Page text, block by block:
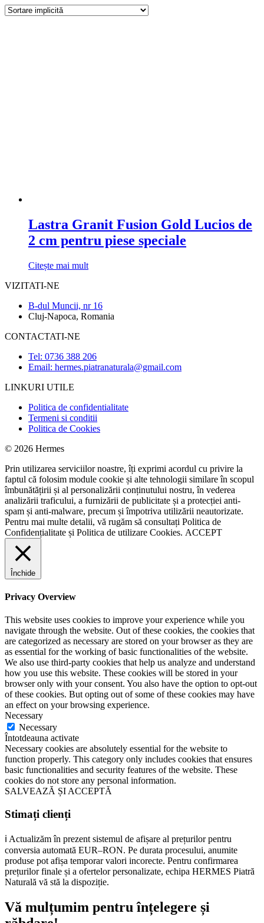
Lastra Granit Fusion Gold Lucios de
2 cm pentru piese speciale
Citește mai mult
VIZITATI-NE
B-dul Muncii, nr 16
Cluj-Napoca, Romania
CONTACTATI-NE
Tel: 0736 388 206
Email: hermes.piatranaturala@gmail.com
LINKURI UTILE
Politica de confidentialitate
Termeni si conditii
Politica de Cookies
© 2026 Hermes
Prin utilizarea serviciilor noastre, îți exprimi acordul cu privire la
faptul că folosim module cookie și alte tehnologii similare în scopul
îmbunătățirii și al personalizării conținutului nostru, în vederea
analizării traficului, a furnizării de publicitate și a protecției anti-
spam și anti-malware, precum și împotriva utilizării neautorizate.
Pentru mai multe detalii, vă rugăm să consultați Politica de
Confidențialitate și Politica de utilizare Cookies. ACCEPT
Închide
Privacy Overview
This website uses cookies to improve your experience while you
navigate through the website. Out of these cookies, the cookies that
are categorized as necessary are stored on your browser as they are
as essential for the working of basic functionalities of the website.
We also use third-party cookies that help us analyze and understand
how you use this website. These cookies will be stored in your
browser only with your consent. You also have the option to opt-out
of these cookies. But opting out of some of these cookies may have
an effect on your browsing experience.
Necessary
Necessary
Întotdeauna activate
Necessary cookies are absolutely essential for the website to
function properly. This category only includes cookies that ensures
basic functionalities and security features of the website. These
cookies do not store any personal information.
SALVEAZĂ ȘI ACCEPTĂ
Stimați clienți
ℹ️ Actualizăm în prezent sistemul de afișare al prețurilor pentru
conversia automată EUR–RON. Pe durata procesului, anumite
produse pot afișa temporar valori incorecte. Pentru confirmarea
prețurilor finale și a ofertelor personalizate, echipa HERMES Piatră
Naturală vă stă la dispoziție.
Vă mulțumim pentru înțelegere și